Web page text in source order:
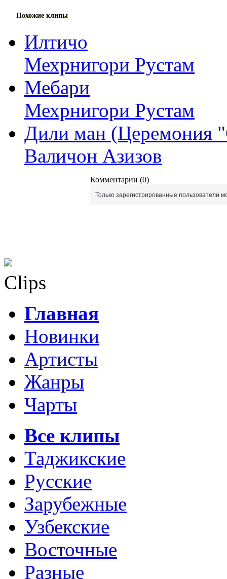
Похожие клипы
Илтичо
Мехрнигори Рустам
Мебари
Мехрнигори Рустам
Дили ман (Церемония
Валичон Азизов
Комментарии (0)
Только зарегистрированные пользователи
Clips
Главная
Новинки
Артисты
Жанры
Чарты
Все клипы
Таджикские
Русские
Зарубежные
Узбекские
Восточные
Разные